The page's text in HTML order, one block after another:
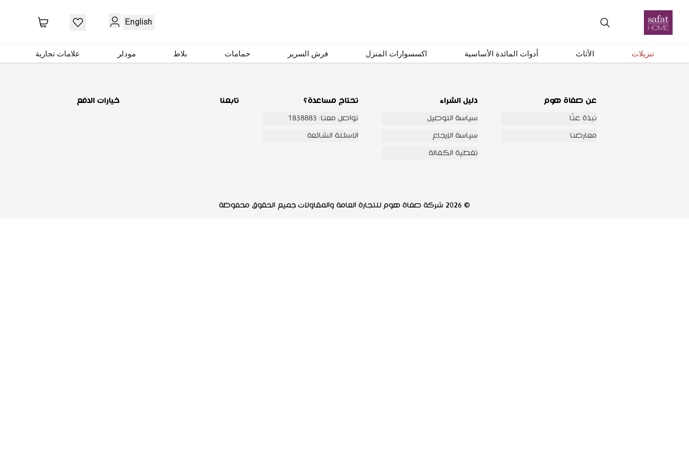
English
تنزيلات الأثاث أدوات المائدة الأساسية اكسسوارات المنزل فرش السرير حمامات بلاط مودلر علامات تجارية
احصل على تحديثات عبر البريد الإلكتروني
عن صفاة هوم
نبذة عنّا
معارضنا
دليل الشراء
سياسة التوصيل
سياسة الإرجاع
تغطية الكفالة
تحتاج مساعدة؟
تواصل معنا: 1838883
الاسئلة الشائعة
تابعنا خيارات الدفع
© 2026 شركة صفاة هوم للتجارة العامة والمقاولات جميع الحقوق محفوظة